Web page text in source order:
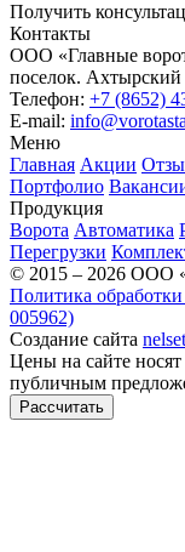
Получить
Контакты
ООО «Главные
поселок. Ахтырский
Телефон: +7 (8652)
E-mail:
Меню
Главная Акции
Портфолио
Продукция
Ворота Автоматика
Перегрузки
© 2015 – 2026 ООО
Политика
005962)
Создание сайта
Цены на сайте
публичным
Рассчитать